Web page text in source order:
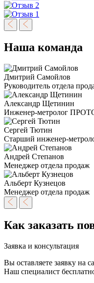
Наша команда
Дмитрий Самойлов
Руководитель отдела
Александр Щетинин
Инженер-метролог
Сергей Тютин
Старший инженер-
Андрей Степанов
Менеджер отдела продаж
Альберт Кузнецов
Менеджер отдела продаж
Как заказать
Заявка и консультация
Вы оставляете заявку на
Наш специалист